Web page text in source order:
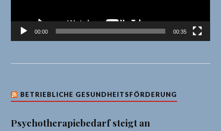
00:00 00:35
BETRIEBLICHE GESUNDHEITSFÖRDERUNG
Psychotherapiebedarf steigt an